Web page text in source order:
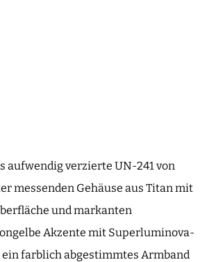
aufwendig verzierte UN-241 von
messenden Gehäuse aus Titan mit
und markanten
Akzente mit Superluminova-
farblich abgestimmtes Armband